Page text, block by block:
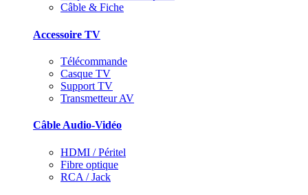
Câble & Fiche
Accessoire TV
Télécommande
Casque TV
Support TV
Transmetteur AV
Câble Audio-Vidéo
HDMI / Péritel
Fibre optique
RCA / Jack